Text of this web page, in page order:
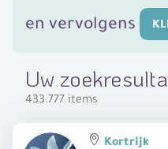
en vervolgens
Uw
433.777 items
Kortrijk